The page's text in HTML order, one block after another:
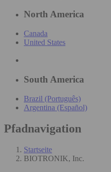
North America
Canada
United States
South America
Brazil (Português)
Argentina (Español)
Pfadnavigation
Startseite
BIOTRONIK, Inc.